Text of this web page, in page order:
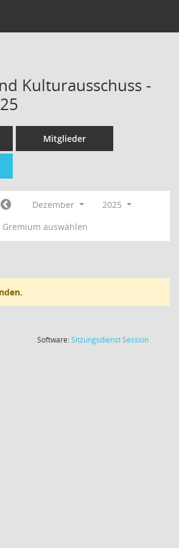
Kulturausschuss -
Mitglieder
Dezember
2025
Gremium auswählen
Software:SitzungsdienstSession(Wird in